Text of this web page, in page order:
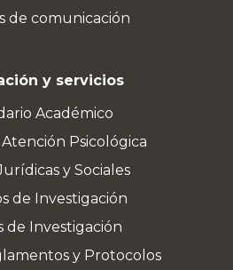
de comunicación
y servicios
Académico
Psicológica
y Sociales
de Investigación
de Investigación
y Protocolos